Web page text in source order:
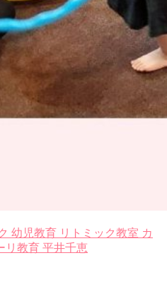
幼児教育 リトミック教室 カ
リ教育 平井千恵